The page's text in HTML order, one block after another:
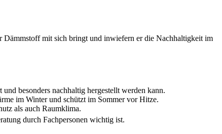
Dämmstoff mit sich bringt und inwiefern er die Nachhaltigkeit im
besonders nachhaltig hergestellt werden kann.
im Winter und schützt im Sommer vor Hitze.
als auch Raumklima.
durch Fachpersonen wichtig ist.